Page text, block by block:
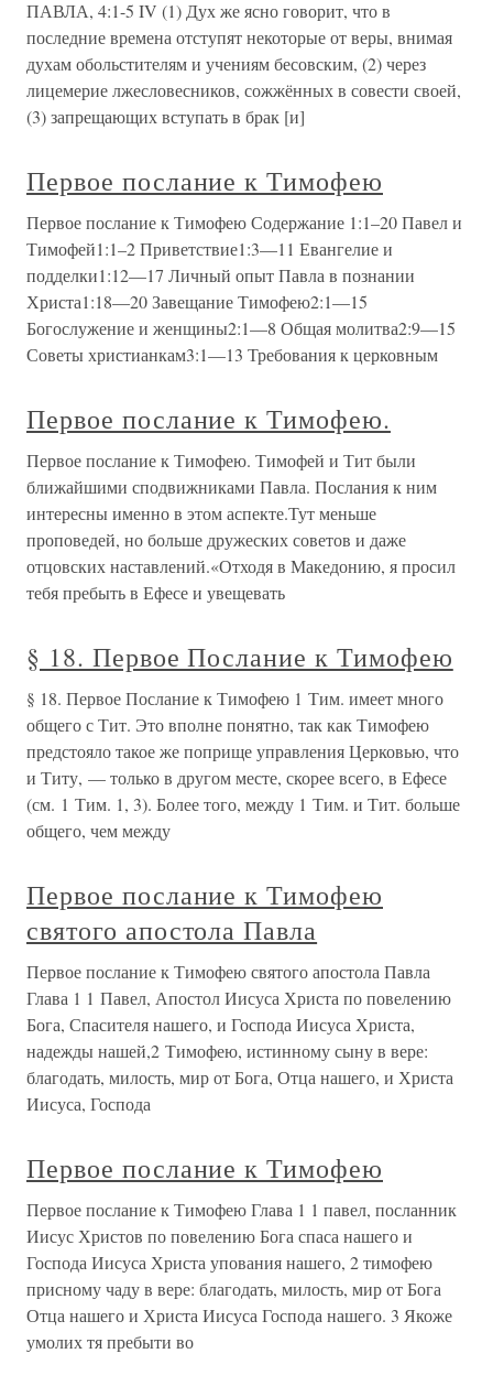
ПАВЛА, 4:1-5 IV (1) Дух же ясно говорит, что в
последние времена отступят некоторые от веры, внимая
духам обольстителям и учениям бесовским, (2) через
лицемерие лжесловесников, сожжённых в совести своей,
(3) запрещающих вступать в брак [и]
Первое послание к Тимофею
Первое послание к Тимофею Содержание 1:1–20 Павел и
Тимофей1:1–2 Приветствие1:3—11 Евангелие и
подделки1:12—17 Личный опыт Павла в познании
Христа1:18—20 Завещание Тимофею2:1—15
Богослужение и женщины2:1—8 Общая молитва2:9—15
Советы христианкам3:1—13 Требования к церковным
Первое послание к Тимофею.
Первое послание к Тимофею. Тимофей и Тит были
ближайшими сподвижниками Павла. Послания к ним
интересны именно в этом аспекте.Тут меньше
проповедей, но больше дружеских советов и даже
отцовских наставлений.«Отходя в Македонию, я просил
тебя пребыть в Ефесе и увещевать
§ 18. Первое Послание к Тимофею
§ 18. Первое Послание к Тимофею 1 Тим. имеет много
общего с Тит. Это вполне понятно, так как Тимофею
предстояло такое же поприще управления Церковью, что
и Титу, — только в другом месте, скорее всего, в Ефесе
(см. 1 Тим. 1, 3). Более того, между 1 Тим. и Тит. больше
общего, чем между
Первое послание к Тимофею
святого апостола Павла
Первое послание к Тимофею святого апостола Павла
Глава 1 1 Павел, Апостол Иисуса Христа по повелению
Бога, Спасителя нашего, и Господа Иисуса Христа,
надежды нашей,2 Тимофею, истинному сыну в вере:
благодать, милость, мир от Бога, Отца нашего, и Христа
Иисуса, Господа
Первое послание к Тимофею
Первое послание к Тимофею Глава 1 1 павел, посланник
Иисус Христов по повелению Бога спаса нашего и
Господа Иисуса Христа упования нашего, 2 тимофею
присному чаду в вере: благодать, милость, мир от Бога
Отца нашего и Христа Иисуса Господа нашего. 3 Якоже
умолих тя пребыти во